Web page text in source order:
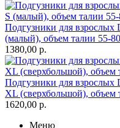
Подгузники для взрослых
(малый), объем талии 55-
1380,00 р.
Подгузники для взрослых
XL (сверхбольшой), объем
1620,00 р.
Меню